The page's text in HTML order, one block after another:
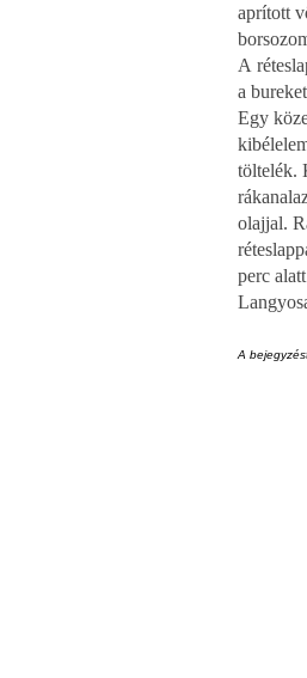
aprított
A
a
Egy
töltelék.
olajjal.
perc
A